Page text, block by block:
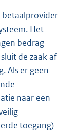
betaalprovider
Het
bedrag
de zaak af
Als er geen
naar een
toegang)